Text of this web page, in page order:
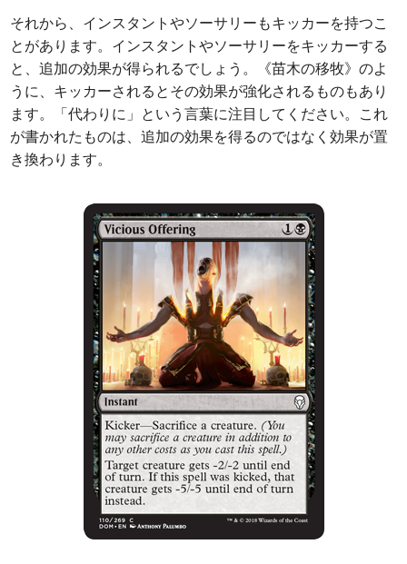
それから、インスタントやソーサリーもキッカーを持つこ
とがあります。インスタントやソーサリーをキッカーする
と、追加の効果が得られるでしょう。《苗木の移牧》のよ
うに、キッカーされるとその効果が強化されるものもあり
ます。「代わりに」という言葉に注目してください。これ
が書かれたものは、追加の効果を得るのではなく効果が置
き換わります。